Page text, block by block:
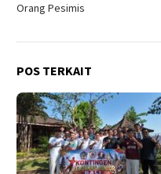
Orang Pesimis
POS TERKAIT